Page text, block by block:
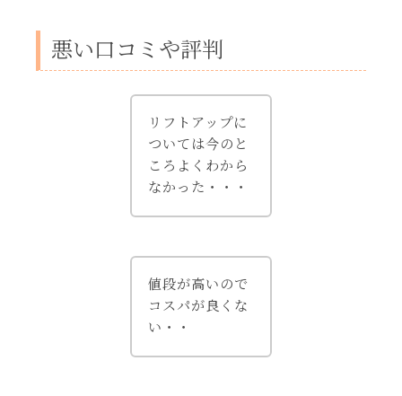
悪い口コミや評判
リフトアップに
ついては今のと
ころよくわから
なかった・・・
値段が高いので
コスパが良くな
い・・